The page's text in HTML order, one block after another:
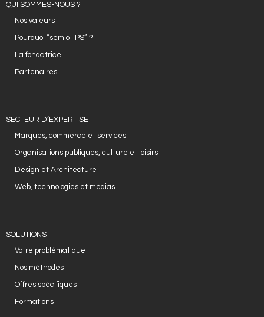
QUI SOMMES-NOUS ?
Nos valeurs
Pourquoi “semioTiPS” ?
La fondatrice
Partenaires
SECTEUR D’EXPERTISE
Marques, commerce et services
Organisations publiques, culture et loisirs
Design et Architecture
Web, technologies et médias
SOLUTIONS
Votre problématique
Nos méthodes
Offres spécifiques
Formations